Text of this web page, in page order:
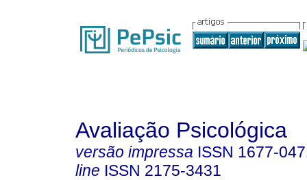
Avaliação Psicológica
versão impressa ISSN 1677-
line ISSN 2175-3431